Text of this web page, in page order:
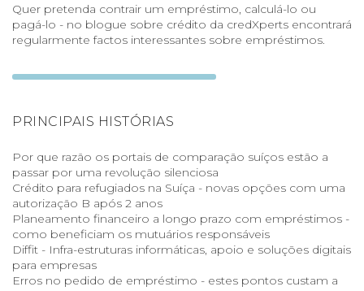
Quer pretenda contrair um empréstimo, calculá-lo ou
pagá-lo - no blogue sobre crédito da credXperts encontrará
regularmente factos interessantes sobre empréstimos.
PRINCIPAIS HISTÓRIAS
Por que razão os portais de comparação suíços estão a
passar por uma revolução silenciosa
Crédito para refugiados na Suíça - novas opções com uma
autorização B após 2 anos
Planeamento financeiro a longo prazo com empréstimos -
como beneficiam os mutuários responsáveis
Diffit - Infra-estruturas informáticas, apoio e soluções digitais
para empresas
Erros no pedido de empréstimo - estes pontos custam a